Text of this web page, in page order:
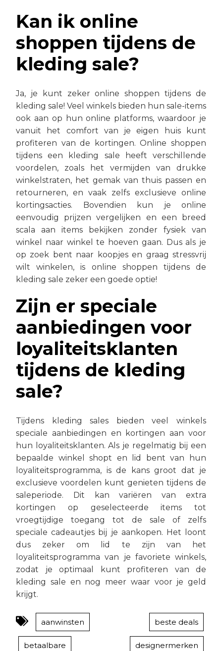
Kan ik online
shoppen tijdens de
kleding sale?
Ja, je kunt zeker online shoppen tijdens de
kleding sale! Veel winkels bieden hun sale-items
ook aan op hun online platforms, waardoor je
vanuit het comfort van je eigen huis kunt
profiteren van de kortingen. Online shoppen
tijdens een kleding sale heeft verschillende
voordelen, zoals het vermijden van drukke
winkelstraten, het gemak van thuis passen en
retourneren, en vaak zelfs exclusieve online
kortingsacties. Bovendien kun je online
eenvoudig prijzen vergelijken en een breed
scala aan items bekijken zonder fysiek van
winkel naar winkel te hoeven gaan. Dus als je
op zoek bent naar koopjes en graag stressvrij
wilt winkelen, is online shoppen tijdens de
kleding sale zeker een goede optie!
Zijn er speciale
aanbiedingen voor
loyaliteitsklanten
tijdens de kleding
sale?
Tijdens kleding sales bieden veel winkels
speciale aanbiedingen en kortingen aan voor
hun loyaliteitsklanten. Als je regelmatig bij een
bepaalde winkel shopt en lid bent van hun
loyaliteitsprogramma, is de kans groot dat je
exclusieve voordelen kunt genieten tijdens de
saleperiode. Dit kan variëren van extra
kortingen op geselecteerde items tot
vroegtijdige toegang tot de sale of zelfs
speciale cadeautjes bij je aankopen. Het loont
dus zeker om lid te zijn van het
loyaliteitsprogramma van je favoriete winkels,
zodat je optimaal kunt profiteren van de
kleding sale en nog meer waar voor je geld
krijgt.
aanwinsten beste deals
betaalbare designermerken